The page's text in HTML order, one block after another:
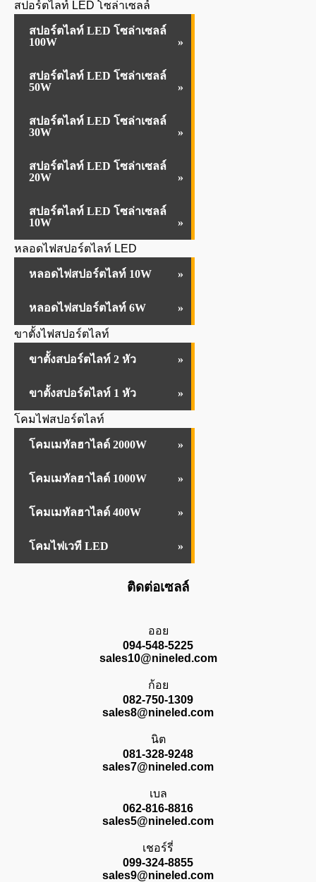
สปอร์ตไลท์ LED โซล่าเซลล์
สปอร์ตไลท์ LED โซล่าเซลล์
100W
สปอร์ตไลท์ LED โซล่าเซลล์
50W
สปอร์ตไลท์ LED โซล่าเซลล์
30W
สปอร์ตไลท์ LED โซล่าเซลล์
20W
สปอร์ตไลท์ LED โซล่าเซลล์
10W
หลอดไฟสปอร์ตไลท์ LED
หลอดไฟสปอร์ตไลท์ 10W
หลอดไฟสปอร์ตไลท์ 6W
ขาตั้งไฟสปอร์ตไลท์
ขาตั้งสปอร์ตไลท์ 2 หัว
ขาตั้งสปอร์ตไลท์ 1 หัว
โคมไฟสปอร์ตไลท์
โคมเมทัลฮาไลด์ 2000W
โคมเมทัลฮาไลด์ 1000W
โคมเมทัลฮาไลด์ 400W
โคมไฟเวที LED
ติดต่อเซลล์
ออย
094-548-5225
sales10@nineled.com
ก้อย
082-750-1309
sales8@nineled.com
นิต
081-328-9248
sales7@nineled.com
เบล
062-816-8816
sales5@nineled.com
เชอร์รี่
099-324-8855
sales9@nineled.com